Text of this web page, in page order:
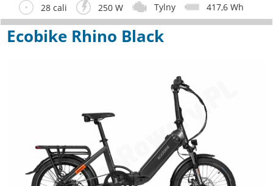
28 cali 250 W Tylny 417,6 Wh
Ecobike Rhino Black